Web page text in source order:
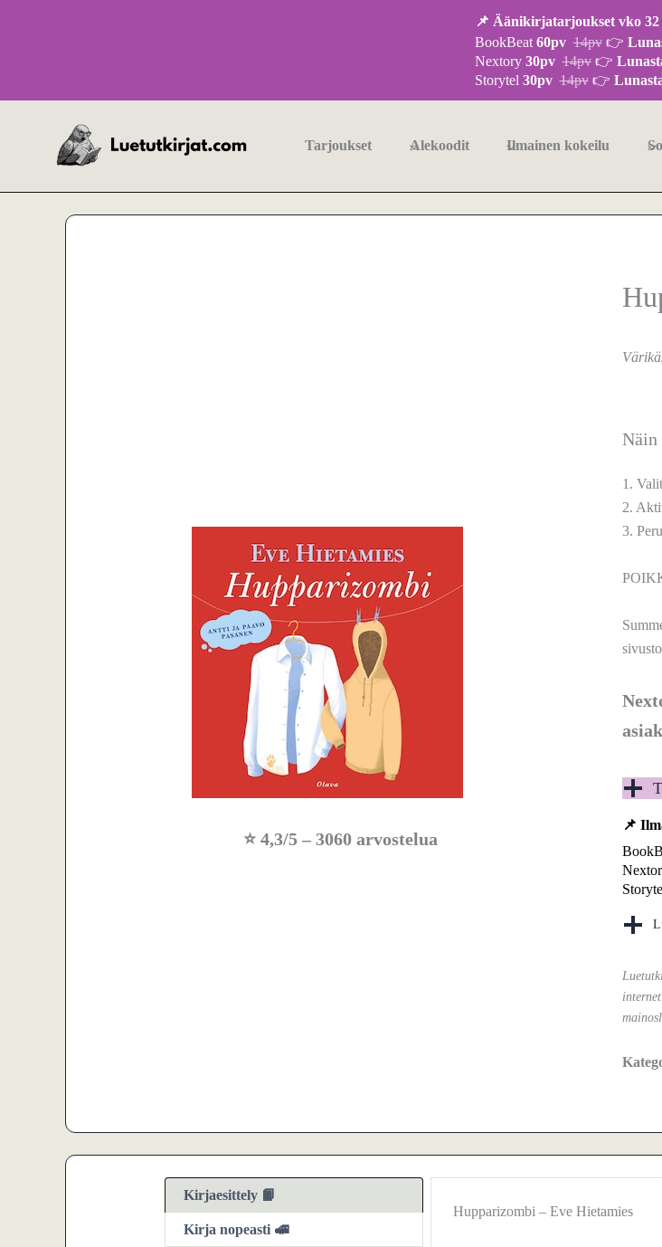
📌 Äänikirjatarjoukset vko 32
BookBeat 60pv 14pv 👉
Nextory 30pv 14pv 👉
Storytel 30pv 14pv 👉
Tarjoukset Alekoodit Ilmainen kokeilu
⭐ 4,3/5 – 3060 arvostelua
Näin
1.
2.
3.
📌
Kirjaesittely 📙
Kirja nopeasti 🚅
Hupparizombi – Eve Hietamies